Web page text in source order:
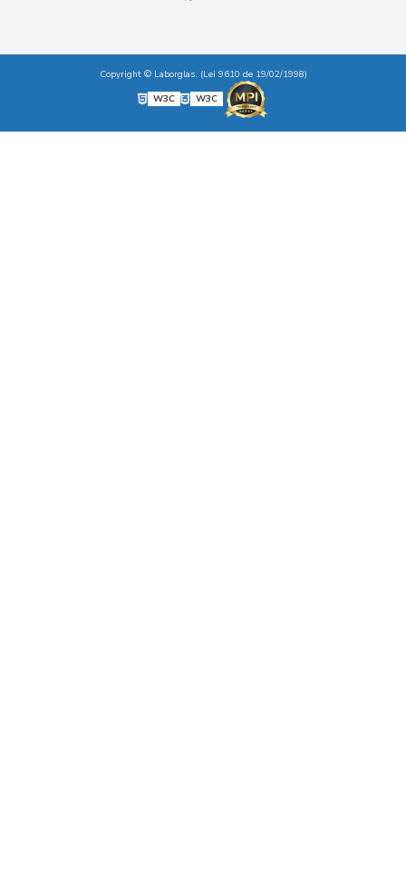
Copyright © Laborglas. (Lei 9610 de 19/02/1998)
W3C
W3C